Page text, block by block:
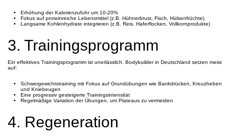
Erhöhung der Kalorienzufuhr um 10-20%
Fokus auf proteinreiche Lebensmittel (z.B. Hühnerbrust, Fisch, Hülsenfrüchte)
Langsame Kohlenhydrate integrieren (z.B. Reis, Haferflocken, Vollkornprodukte)
3. Trainingsprogramm
Ein effektives Trainingsprogramm ist unerlässlich. Bodybuilder in Deutschland setzen meist
auf:
Schwergewichtstraining mit Fokus auf Grundübungen wie Bankdrücken, Kreuzheben
und Kniebeugen
Eine progressiv gesteigerte Trainingsintensität
Regelmäßige Variation der Übungen, um Plateaus zu vermeiden
4. Regeneration